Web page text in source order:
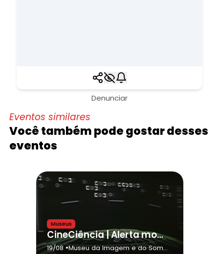
Denunciar
Eventos similares
Você também pode gostar desses
eventos
Museus
CineCiência | Alerta mortal
19/08•Museu da Imagem e do Som